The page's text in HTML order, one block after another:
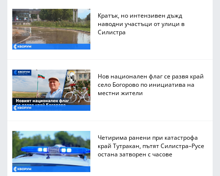
Кратък, но интензивен дъжд
наводни участъци от улици в
Силистра
Нов национален флаг се развя край
село Богорово по инициатива на
местни жители
Четирима ранени при катастрофа
край Тутракан, пътят Силистра–Русе
остана затворен с часове